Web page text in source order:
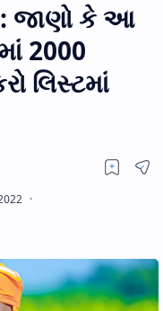
: જાણો કે આ
2000
લિસ્ટમાં